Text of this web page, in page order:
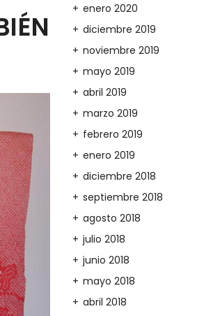
enero 2020
diciembre 2019
noviembre 2019
mayo 2019
abril 2019
marzo 2019
febrero 2019
enero 2019
diciembre 2018
septiembre 2018
agosto 2018
julio 2018
junio 2018
mayo 2018
abril 2018